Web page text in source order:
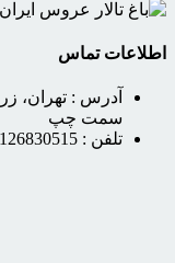
اطلاعات تماس
آدرس :
سمت چپ
تلفن :